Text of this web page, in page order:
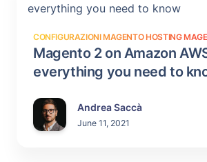
CONFIGURAZIONI MAGENTO HOSTING
Magento 2 on Amazon
everything you need to
Andrea Saccà
June 11, 2021